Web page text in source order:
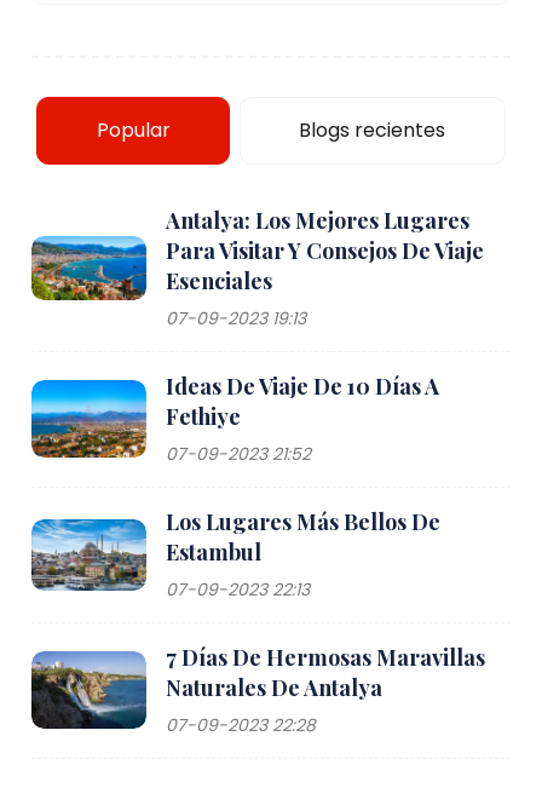
Popular Blogs recientes
Antalya: Los Mejores Lugares
Para Visitar Y Consejos De Viaje
Esenciales
07-09-2023 19:13
Ideas De Viaje De 10 Días A
Fethiye
07-09-2023 21:52
Los Lugares Más Bellos De
Estambul
07-09-2023 22:13
7 Días De Hermosas Maravillas
Naturales De Antalya
07-09-2023 22:28